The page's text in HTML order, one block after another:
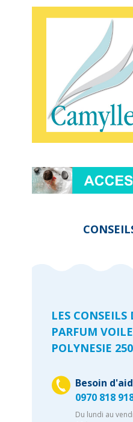
LES CONSEILS
PARFUM
POLYNESIE
Besoin
0970 818
Du lundi au